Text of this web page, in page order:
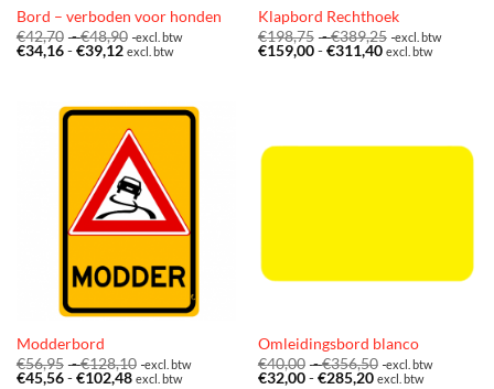
Bord – verboden voor honden
€42,70 -€48,90 Prijsklasse:
€42,70
excl. btw
€34,16 - €39,12Prijsklasse:
excl. btw
Klapbord Rechthoek
€198,75 -€389,25 Prijsklasse:
€198,75
excl. btw
€159,00 - €311,40Prijsklasse:
excl. btw
Modderbord
€56,95 -€128,10 Prijsklasse:
€56,95
excl. btw
€45,56 - €102,48Prijsklasse:
excl. btw
Omleidingsbord blanco
€40,00 -€356,50 Prijsklasse:
€40,00
excl. btw
€32,00 - €285,20Prijsklasse:
excl. btw